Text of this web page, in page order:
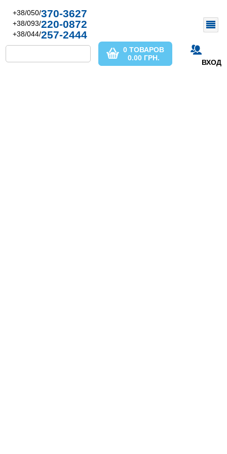
+38/050/370-3627
+38/093/220-0872
+38/044/257-2444
ВХОД
0 ТОВАРОВ
0.00 ГРН.